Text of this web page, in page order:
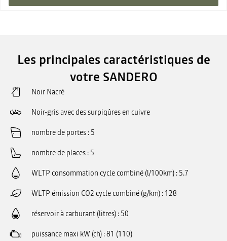
Les principales caractéristiques de
votre SANDERO
Noir Nacré
Noir-gris avec des surpiqûres en cuivre
nombre de portes 5
nombre de places 5
WLTP consommation cycle combiné (l/100km) 5.7
WLTP émission CO2 cycle combiné (g/km) 128
réservoir à carburant (litres) 50
puissance maxi kW (ch) 81 (110)